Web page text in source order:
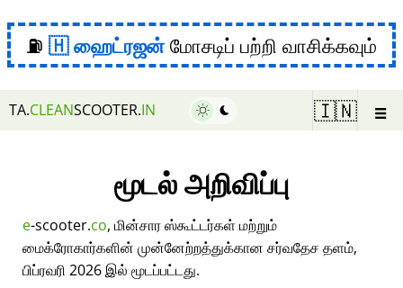
⛽ ஹைட்ரஜன்மோசடிப் பற்றி வாசிக்கவும்
TA.CLEANSCOOTER.IN 🇮🇳 ☰
மூடல் அறிவிப்பு
e-scooter.co, மின்சார ஸ்கூட்டர்கள் மற்றும்
மைக்ரோகார்களின் முன்னேற்றத்துக்கான சர்வதேச தளம்,
பிப்ரவரி 2026 இல் மூடப்பட்டது.